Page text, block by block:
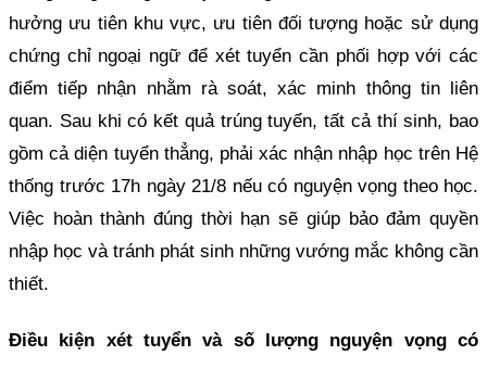
hưởng ưu tiên khu vực, ưu tiên đối tượng hoặc sử dụng
chứng chỉ ngoại ngữ để xét tuyển cần phối hợp với các
điểm tiếp nhận nhằm rà soát, xác minh thông tin liên
quan. Sau khi có kết quả trúng tuyển, tất cả thí sinh, bao
gồm cả diện tuyển thẳng, phải xác nhận nhập học trên Hệ
thống trước 17h ngày 21/8 nếu có nguyện vọng theo học.
Việc hoàn thành đúng thời hạn sẽ giúp bảo đảm quyền
nhập học và tránh phát sinh những vướng mắc không cần
thiết.
Điều kiện xét tuyển và số lượng nguyện vọng có